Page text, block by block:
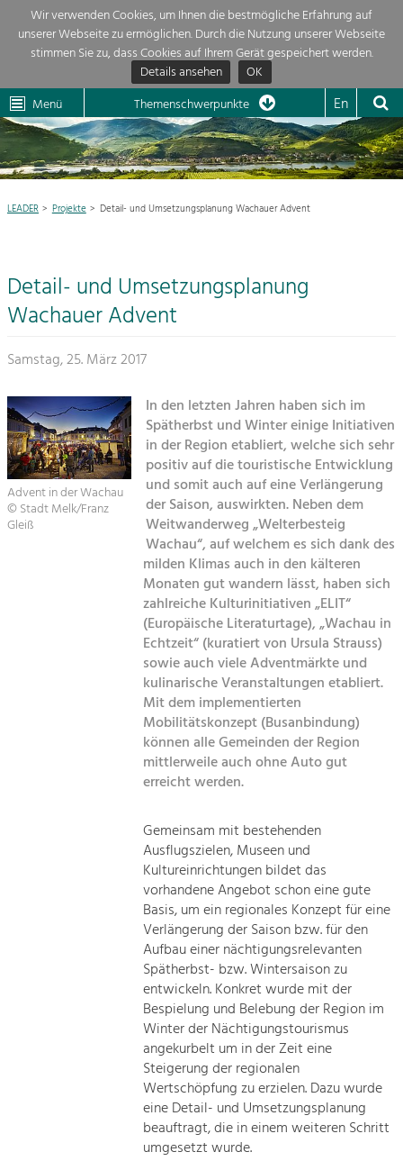
Wir verwenden Cookies, um Ihnen die bestmögliche Erfahrung auf
unserer Webseite zu ermöglichen. Durch die Nutzung unserer Webseite
stimmen Sie zu, dass Cookies auf Ihrem Gerät gespeichert werden.
Details ansehen
OK
Dunkelsteinerwald Klima
Menü Themenschwerpunkte En
Aktuelles 
Region 
Projekte
Mein Projekt
Suche
Impressum
Sitemap
Kontakt
Themenübersicht
Die Regionalentwicklung in unserer Region ist sehr vielfältig. Deshalb
geben wir hier eine Übersicht über unsere Themenschwerpunkte. Für
mehr Informationen einfach das Thema anklicken und schon werden alle
Projekte in diesem Kontext angezeigt.
Natur- &
Baukultur
Ortsbild, Baukultur und nachhaltiges
Siedlungswesen.
Land- & Forstwirtschaft
Kulturlandschaft.
Tourismus
Angebotsentwicklung und
Positionierung.
Kunst & Kultur
Handwerk, Wissenschaft und Forschung.
Soziales, Bildung &
Gleichberechtigung, Jugend und
Mobilität & Energie
Klimawandel, öffentlicher Verkehr und
erneuerbare Energie
Steigerung regionaler Wertschöpfung
LEADER Projekte Detail- und Umsetzungsplanung Wachauer Advent
Detail- und Umsetzungsplanung
Wachauer Advent
Samstag, 25. März 2017
Advent in der Wachau
© Stadt Melk/Franz
Gleiß
In den letzten Jahren haben sich im
Spätherbst und Winter einige Initiativen
in der Region etabliert, welche sich sehr
positiv auf die touristische Entwicklung
und somit auch auf eine Verlängerung
der Saison, auswirkten. Neben dem
Weitwanderweg „Welterbesteig
Wachau“, auf welchem es sich dank des
milden Klimas auch in den kälteren
Monaten gut wandern lässt, haben sich
zahlreiche Kulturinitiativen „ELIT“
(Europäische Literaturtage), „Wachau in
Echtzeit“ (kuratiert von Ursula Strauss)
sowie auch viele Adventmärkte und
kulinarische Veranstaltungen etabliert.
Mit dem implementierten
Mobilitätskonzept (Busanbindung)
können alle Gemeinden der Region
mittlerweile auch ohne Auto gut
erreicht werden.
Gemeinsam mit bestehenden
Ausflugszielen, Museen und
Kultureinrichtungen bildet das
vorhandene Angebot schon eine gute
Basis, um ein regionales Konzept für eine
Verlängerung der Saison bzw. für den
Aufbau einer nächtigungsrelevanten
Spätherbst- bzw. Wintersaison zu
entwickeln. Konkret wurde mit der
Bespielung und Belebung der Region im
Winter der Nächtigungstourismus
angekurbelt um in der Zeit eine
Steigerung der regionalen
Wertschöpfung zu erzielen. Dazu wurde
eine Detail- und Umsetzungsplanung
beauftragt, die in einem weiteren Schritt
umgesetzt wurde.